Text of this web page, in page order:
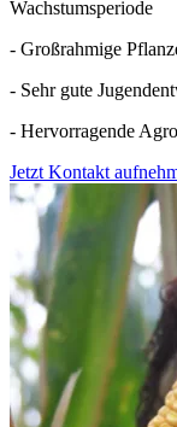
Wachstumsperiode
- Großrahmige
- Sehr gute
- Hervorragende
Jetzt Kontakt